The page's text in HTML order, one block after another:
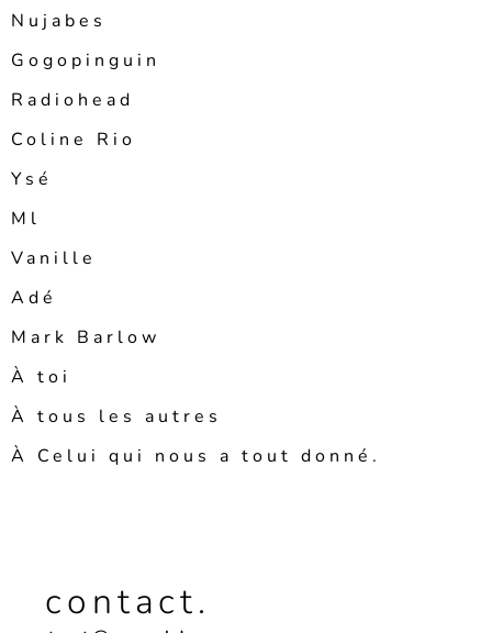
Nujabes
Gogopinguin
Radiohead
Coline Rio
Ysé
Ml
Vanille
Adé
Mark Barlow
À toi
À tous les autres
À Celui qui nous a tout donné.
contact.